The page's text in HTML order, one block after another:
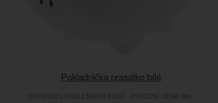
Pokladnička prasátko bílé
DOPRODEJ POSLEDNÍCH KUSŮ - PŮVODNÍ CENA 286.-